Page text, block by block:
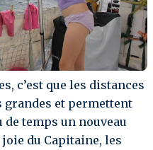
c’est que les distances
grandes et permettent
temps un nouveau
du Capitaine, les